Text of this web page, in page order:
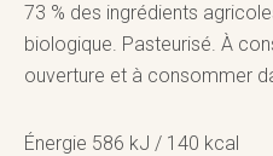
73 % des ingrédients
biologique. Pasteurisé. À
ouverture et à consommer
Énergie 586 kJ / 140 kcal